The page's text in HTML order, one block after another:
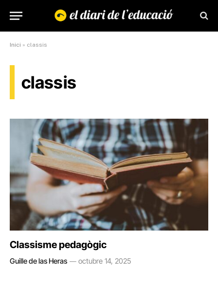
Inici » classis
classis
Classisme pedagògic
Guille de las Heras octubre 14, 2025